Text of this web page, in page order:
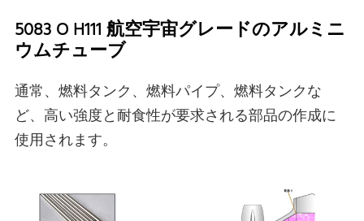
5083 O H111 航空宇宙グレードのアルミニ
ウムチューブ
通常、燃料タンク、燃料パイプ、燃料タンクな
ど、高い強度と耐食性が要求される部品の作成に
使用されます。